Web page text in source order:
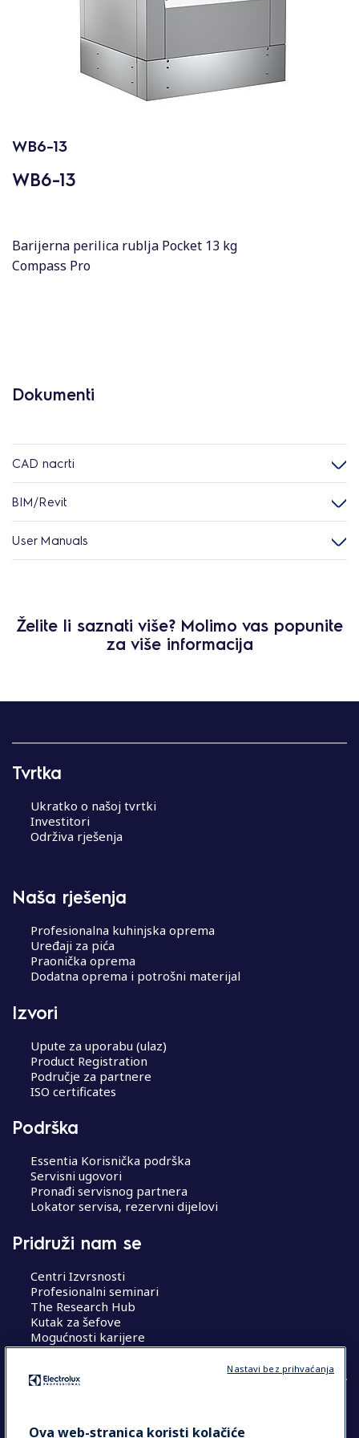
WB6-13
WB6-13
Barijerna perilica rublja Pocket 13 kg
Compass Pro
Dokumenti
CAD nacrti
BIM/Revit
User Manuals
Želite li saznati više? Molimo vas popunite
za više informacija
Tvrtka
Ukratko o našoj tvrtki
Investitori
Održiva rješenja
Naša rješenja
Profesionalna kuhinjska oprema
Uređaji za pića
Praonička oprema
Dodatna oprema i potrošni materijal
Izvori
Upute za uporabu (ulaz)
Product Registration
Područje za partnere
ISO certificates
Podrška
Essentia Korisnička podrška
Servisni ugovori
Pronađi servisnog partnera
Lokator servisa, rezervni dijelovi
Pridruži nam se
Centri Izvrsnosti
Profesionalni seminari
The Research Hub
Kutak za šefove
Mogućnosti karijere
COUNTRY AND LANGUAGE
Ova web-stranica koristi kolačiće
Nastavi bez prihvaćanja